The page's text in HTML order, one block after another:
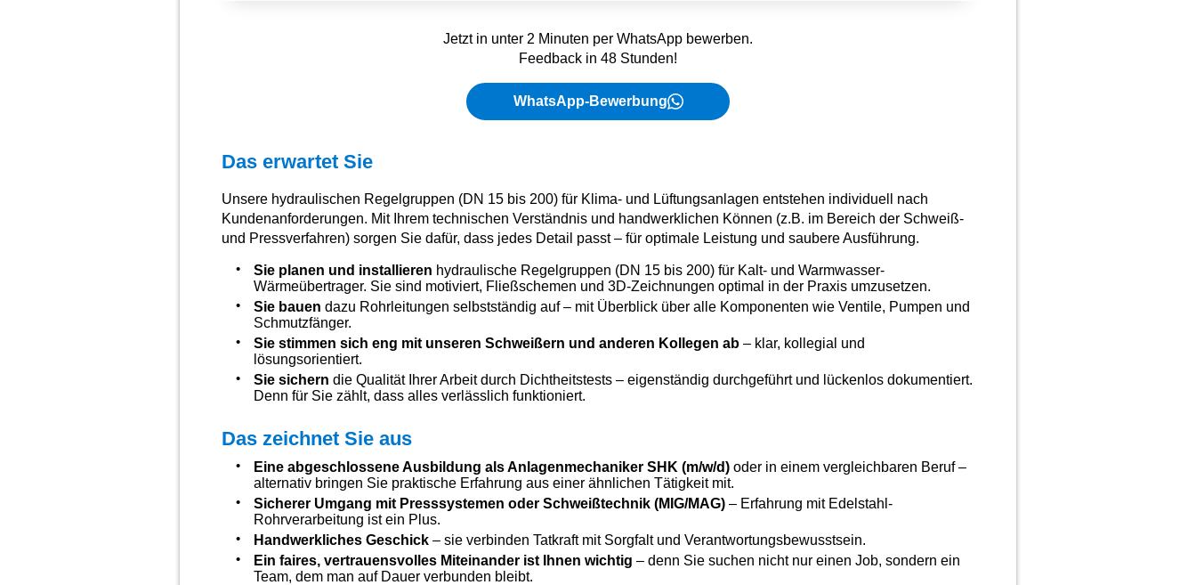
Jetzt in unter 2 Minuten per WhatsApp bewerben.
Feedback in 48 Stunden!
WhatsApp-Bewerbung
Das erwartet Sie
Unsere hydraulischen Regelgruppen (DN 15 bis 200) für Klima- und Lüftungsanlagen entstehen individuell nach
Kundenanforderungen. Mit Ihrem technischen Verständnis und handwerklichen Können (z.B. im Bereich der Schweiß-
und Pressverfahren) sorgen Sie dafür, dass jedes Detail passt – für optimale Leistung und saubere Ausführung.
Sie planen und installieren hydraulische Regelgruppen (DN 15 bis 200) für Kalt- und Warmwasser-
Wärmeübertrager. Sie sind motiviert, Fließschemen und 3D-Zeichnungen optimal in der Praxis umzusetzen.
Sie bauen dazu Rohrleitungen selbstständig auf – mit Überblick über alle Komponenten wie Ventile, Pumpen und
Schmutzfänger.
Sie stimmen sich eng mit unseren Schweißern und anderen Kollegen ab – klar, kollegial und
lösungsorientiert.
Sie sichern die Qualität Ihrer Arbeit durch Dichtheitstests – eigenständig durchgeführt und lückenlos dokumentiert.
Denn für Sie zählt, dass alles verlässlich funktioniert.
Das zeichnet Sie aus
Eine abgeschlossene Ausbildung als Anlagenmechaniker SHK (m/w/d) oder in einem vergleichbaren Beruf –
alternativ bringen Sie praktische Erfahrung aus einer ähnlichen Tätigkeit mit.
Sicherer Umgang mit Presssystemen oder Schweißtechnik (MIG/MAG) – Erfahrung mit Edelstahl-
Rohrverarbeitung ist ein Plus.
Handwerkliches Geschick – sie verbinden Tatkraft mit Sorgfalt und Verantwortungsbewusstsein.
Ein faires, vertrauensvolles Miteinander ist Ihnen wichtig – denn Sie suchen nicht nur einen Job, sondern ein
Team, dem man auf Dauer verbunden bleibt.